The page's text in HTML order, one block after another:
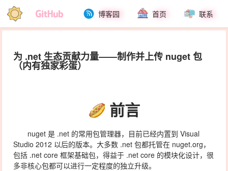
博客园 首页 联系
为 .net 生态贡献力量——制作并上传 nuget 包
（内有独家彩蛋）
前言
nuget 是 .net 的常用包管理器，目前已经内置到 Visual
Studio 2012 以后的版本。大多数 .net 包都托管在 nuget.org，
包括 .net core 框架基础包，得益于 .net core 的模块化设计，很
多非核心包都可以进行一定程度的独立升级。